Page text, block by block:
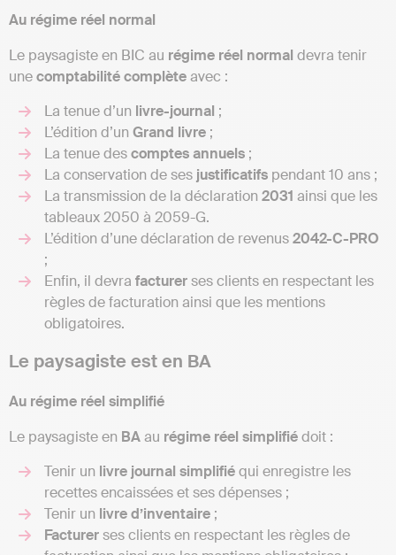
Au régime réel normal
Le paysagiste en BIC au régime réel normal devra tenir
unecomptabilitécomplèteavec :
La tenue d’un livre-journal ;
L’édition d’un Grand livre ;
La tenue descomptesannuels ;
La conservation de ses justificatifs pendant 10 ans ;
La transmission de la déclaration 2031 ainsi que les
tableaux 2050 à 2059-G.
L’édition d’une déclaration de revenus2042-C-PRO
;
Enfin, il devra facturerses clients en respectant les
règles de facturation ainsi que les mentions
obligatoires.
Le paysagiste est en BA
Au régime réel simplifié
Le paysagiste en BAau régime réel simplifiédoit :
Tenir un livre journal simplifiéqui enregistre les
recettes encaissées et ses dépenses ;
Tenir un livred’inventaire ;
Facturerses clients en respectant les règles de